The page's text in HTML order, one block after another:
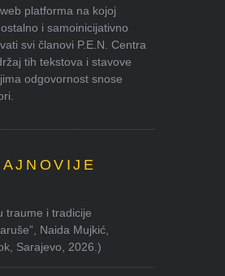
platforma na kojoj
i samoinicijativno
svi članovi P.E.N. Centra
tih tekstova i stavove
odgovornost snose
traume i tradicije
Naida Mujkić,
Sarajevo, 2026.)